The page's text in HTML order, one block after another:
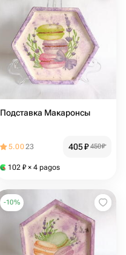
Подставка Макаронсы
5.0023 405₽ 450₽
102 ₽ × 4 pagos
-10%